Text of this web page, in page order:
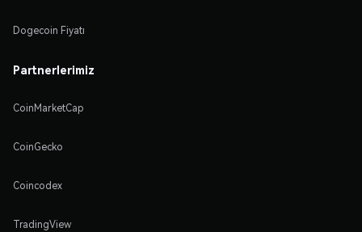
Dogecoin Fiyatı
Partnerlerimiz
CoinMarketCap
CoinGecko
Coincodex
TradingView